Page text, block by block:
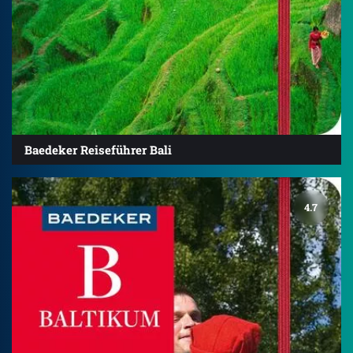
Baedeker Reiseführer Bali
4.7